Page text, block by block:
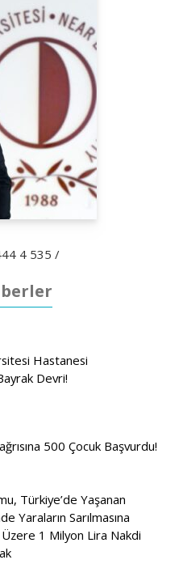
4 535 /
Hastanesi
Devri!
500 Çocuk Başvurdu!
Türkiye’de Yaşanan
Yaraların Sarılmasına
Üzere 1 Milyon Lira Nakdi